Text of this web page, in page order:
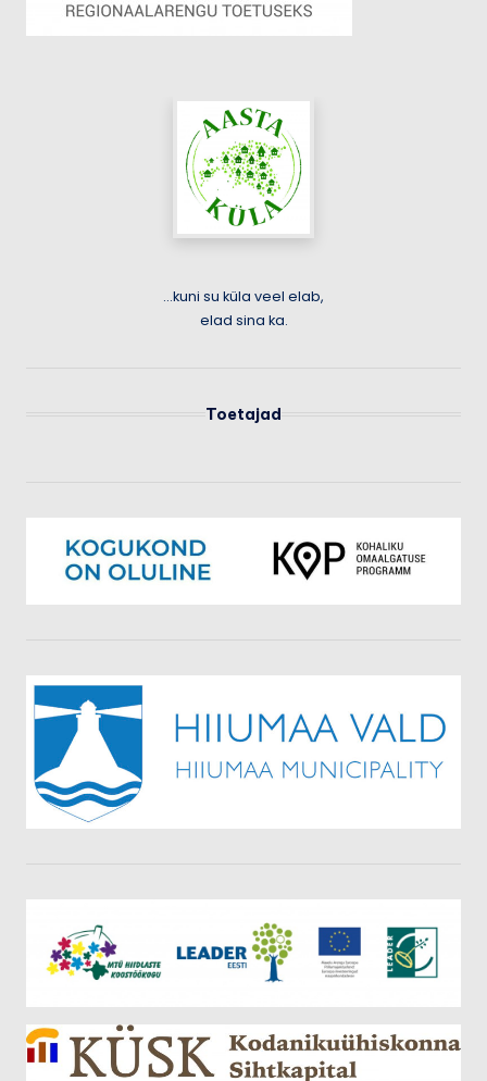
...kuni su küla veel elab,
elad sina ka.
Toetajad